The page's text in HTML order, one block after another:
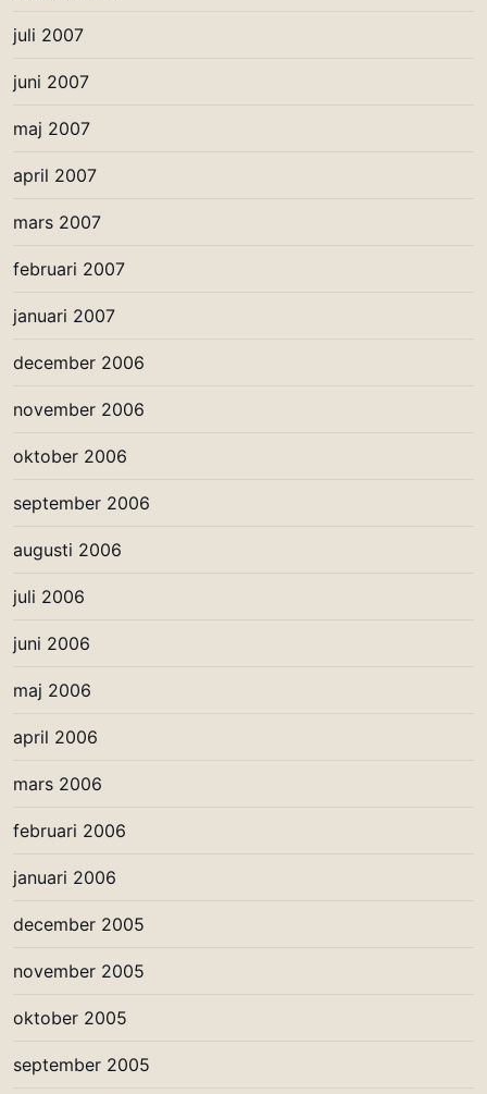
juli 2007
juni 2007
maj 2007
april 2007
mars 2007
februari 2007
januari 2007
december 2006
november 2006
oktober 2006
september 2006
augusti 2006
juli 2006
juni 2006
maj 2006
april 2006
mars 2006
februari 2006
januari 2006
december 2005
november 2005
oktober 2005
september 2005